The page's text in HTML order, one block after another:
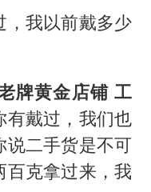
，我以前戴多少
牌黄金店铺 工
有戴过，我们也
说二手货是不可
百克拿过来，我